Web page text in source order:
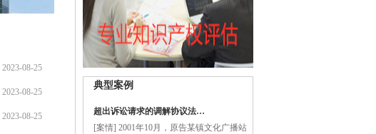
关于印发《国家基本公共服务标准（2023年版）》的通知
关于完善政府诚信履约机制优化民营经济发展环境的通知
财政部新疆监管局：“三坚持”做深做实地方财政运行分…
中共中央 国务院关于促进民营经济发展壮大的意见
2023-08-25
2023-08-25
2023-08-25
典型案例
超出诉讼请求的调解协议法…
[案情] 2001年10月，原告某镇文化广播站